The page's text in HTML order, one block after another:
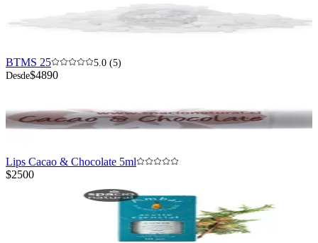
BTMS 25
5.0 (5)
Desde$4890
Lips Cacao & Chocolate 5ml
$2500